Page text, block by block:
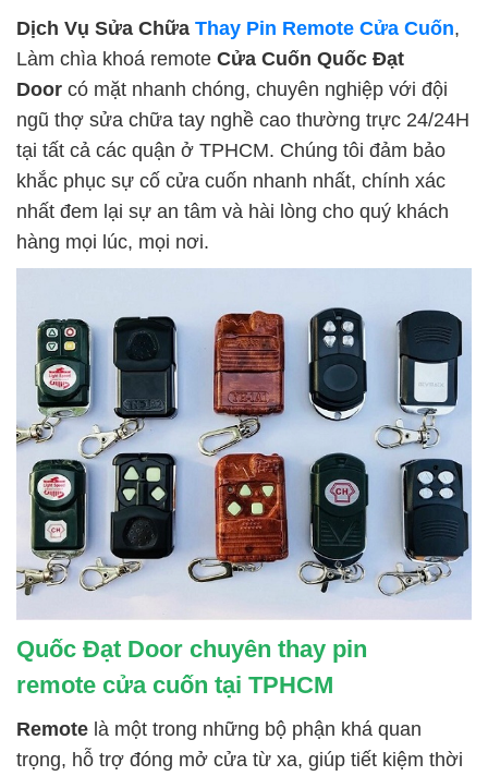
Dịch Vụ Sửa Chữa Thay Pin Remote Cửa Cuốn,
Làm chìa khoá remote Cửa Cuốn Quốc Đạt
Door có mặt nhanh chóng, chuyên nghiệp với đội
ngũ thợ sửa chữa tay nghề cao thường trực 24/24H
tại tất cả các quận ở TPHCM. Chúng tôi đảm bảo
khắc phục sự cố cửa cuốn nhanh nhất, chính xác
nhất đem lại sự an tâm và hài lòng cho quý khách
hàng mọi lúc, mọi nơi.
Quốc Đạt Door chuyên thay pin
remote cửa cuốn tại TPHCM
Remote là một trong những bộ phận khá quan
trọng, hỗ trợ đóng mở cửa từ xa, giúp tiết kiệm thời